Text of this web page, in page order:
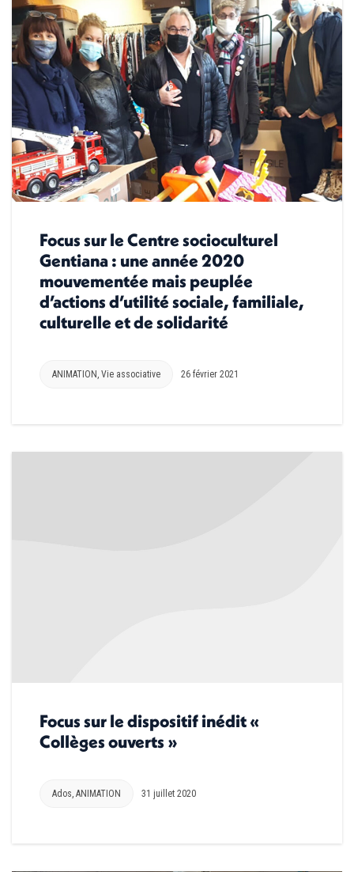
Focus sur le Centre socioculturel
Gentiana : une année 2020
mouvementée mais peuplée
d’actions d’utilité sociale, familiale,
culturelle et de solidarité
ANIMATION Vie associative 26 février 2021
Focus sur le dispositif inédit «
Collèges ouverts »
Ados, ANIMATION 31 juillet 2020